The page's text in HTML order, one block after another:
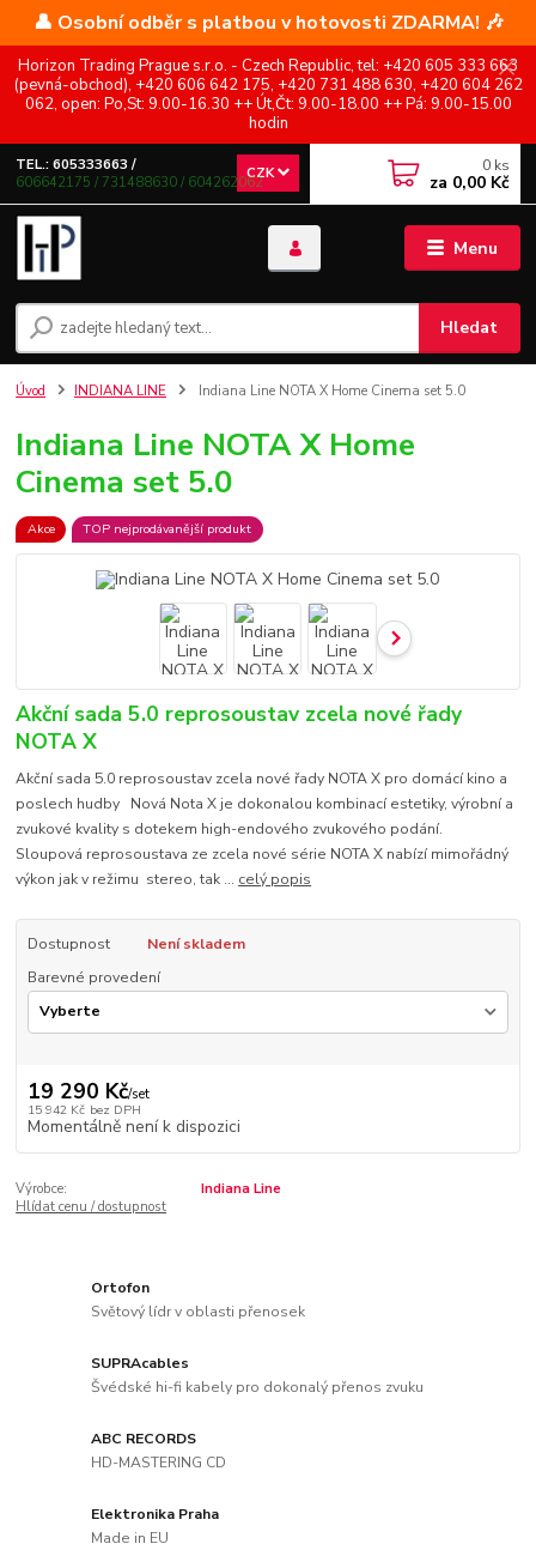
👤 Osobní odběr s platbou v hotovosti ZDARMA! 🎶
Horizon Trading Prague s.r.o. - Czech Republic, tel: +420 605 333 663
(pevná-obchod), +420 606 642 175, +420 731 488 630, +420 604 262
062, open: Po,St: 9.00-16.30 ++ Út,Čt: 9.00-18.00 ++ Pá: 9.00-15.00
hodin
Menu
CZK
Hledat
TEL.: 605333663 /
606642175 / 731488630 / 604262062
0 ks
za 0,00 Kč
Úvod INDIANA LINE Indiana Line NOTA X Home Cinema set 5.0
Indiana Line NOTA X Home
Cinema set 5.0
Akce TOP nejprodávanější produkt
Akční sada 5.0 reprosoustav zcela nové řady
NOTA X
Akční sada 5.0 reprosoustav zcela nové řady NOTA X pro domácí kino a
poslech hudby Nová Nota X je dokonalou kombinací estetiky, výrobní a
zvukové kvality s dotekem high-endového zvukového podání.
Sloupová reprosoustava ze zcela nové série NOTA X nabízí mimořádný
výkon jak v režimu stereo, tak ... celý popis
Dostupnost
Není skladem
Barevné provedení
19 290 Kč/set
15 942 Kč bez DPH
Momentálně není k dispozici
Výrobce:
Indiana Line
Hlídat cenu / dostupnost
Ortofon
Světový lídr v oblasti přenosek
SUPRAcables
Švédské hi-fi kabely pro dokonalý přenos zvuku
ABC RECORDS
HD-MASTERING CD
Elektronika Praha
Made in EU